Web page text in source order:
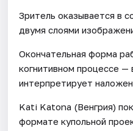
Зритель оказывается в
двумя слоями
Окончательная форма
когнитивном процессе —
интерпретирует
Kati Katona (Венгрия)
формате купольной